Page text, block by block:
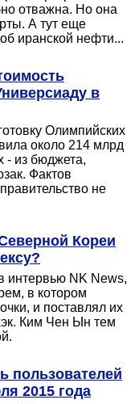
отважна. Но она
А тут еще
иранской нефти...
в
Олимпийских
около 214 млрд
- из бюджета,
Фактов
не
Кореи
интервью NK News,
в котором
и поставлял их
Ким Чен Ын тем
пользователей
2015 года